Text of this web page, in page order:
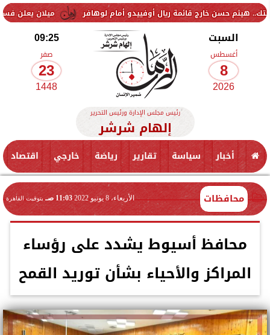
ميلان يعلن فسخ عقد إسماعيل خارج قائمة ريال أوفييدو أمام لوهافر
السبت
أغسطس
8
2026
09:25
صفر
23
1448
رئيس مجلس الإدارة ورئيس التحرير
إلهام شرشر
أخبار سياسة تقارير رياضة خارجي اقتصاد
محافظات الأربعاء، 8 يونيو 2022 11:03 صـ بتوقيت القاهرة
محافظ أسيوط يشدد على رؤساء
المراكز والأحياء بشأن توريد القمح